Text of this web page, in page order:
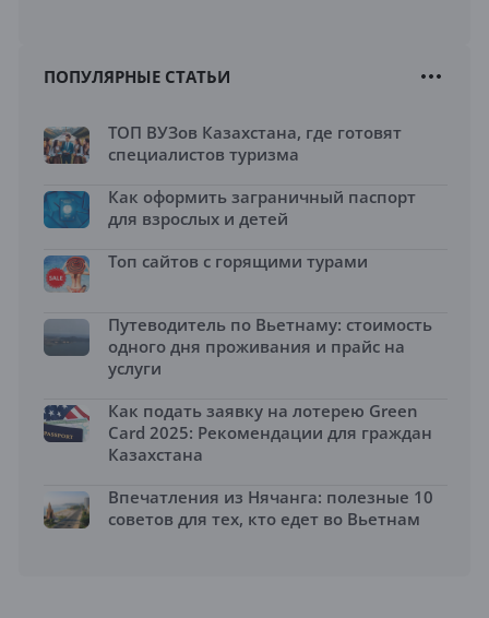
ПОПУЛЯРНЫЕ СТАТЬИ
ТОП ВУЗов Казахстана, где готовят
специалистов туризма
Как оформить заграничный паспорт
для взрослых и детей
Топ сайтов с горящими турами
Путеводитель по Вьетнаму: стоимость
одного дня проживания и прайс на
услуги
Как подать заявку на лотерею Green
Card 2025: Рекомендации для граждан
Казахстана
Впечатления из Нячанга: полезные 10
советов для тех, кто едет во Вьетнам